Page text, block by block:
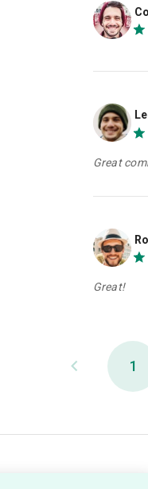
Great
Great!
1